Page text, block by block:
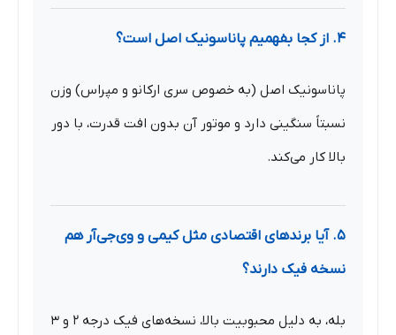
۴. از کجا بفهمیم پاناسونیک اصل است؟
پاناسونیک اصل (به خصوص سری ارکانو و مپراس) وزن
نسبتاً سنگینی دارد و موتور آن بدون افت قدرت، با دور
بالا کار می‌کند.
۵. آیا برندهای اقتصادی مثل کیمی و وی‌جی‌آر هم
نسخه فیک دارند؟
بله، به دلیل محبوبیت بالا، نسخه‌های فیک درجه ۲ و ۳